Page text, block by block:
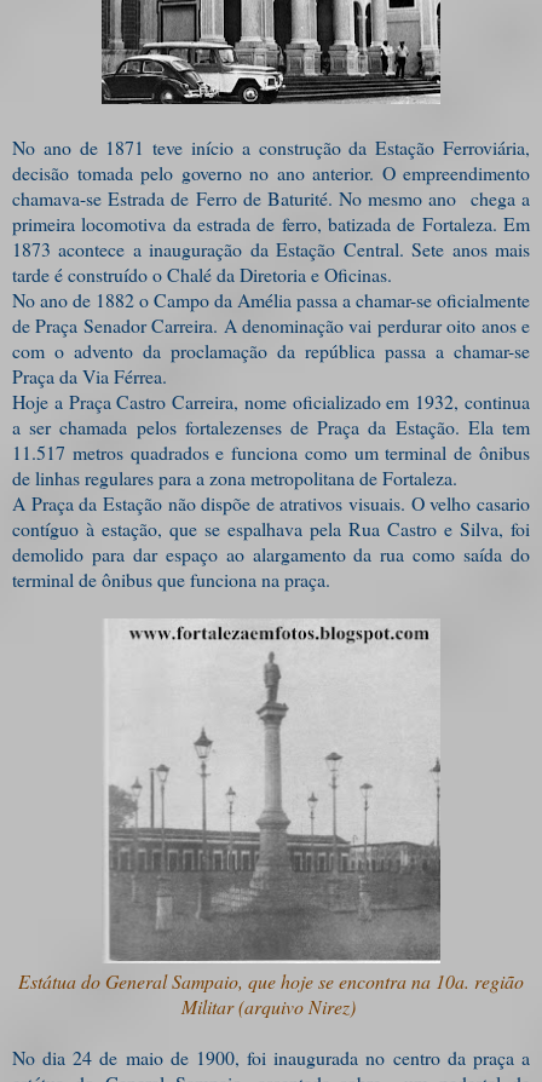
No ano de 1871 teve início a construção da Estação Ferroviária,
decisão tomada pelo governo no ano anterior. O empreendimento
chamava-se Estrada de Ferro de Baturité. No mesmo ano chega a
primeira locomotiva da estrada de ferro, batizada de Fortaleza. Em
1873 acontece a inauguração da Estação Central. Sete anos mais
tarde é construído o Chalé da Diretoria e Oficinas.
No ano de 1882 o Campo da Amélia passa a chamar-se oficialmente
de Praça Senador Carreira. A denominação vai perdurar oito anos e
com o advento da proclamação da república passa a chamar-se
Praça da Via Férrea.
Hoje a Praça Castro Carreira, nome oficializado em 1932, continua
a ser chamada pelos fortalezenses de Praça da Estação. Ela tem
11.517 metros quadrados e funciona como um terminal de ônibus
de linhas regulares para a zona metropolitana de Fortaleza.
A Praça da Estação não dispõe de atrativos visuais. O velho casario
contíguo à estação, que se espalhava pela Rua Castro e Silva, foi
demolido para dar espaço ao alargamento da rua como saída do
terminal de ônibus que funciona na praça.
Estátua do General Sampaio, que hoje se encontra na 10a. região
Militar (arquivo Nirez)
No dia 24 de maio de 1900, foi inaugurada no centro da praça a